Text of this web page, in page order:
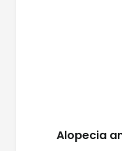
Alopecia